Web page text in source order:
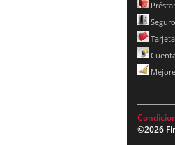
©2026